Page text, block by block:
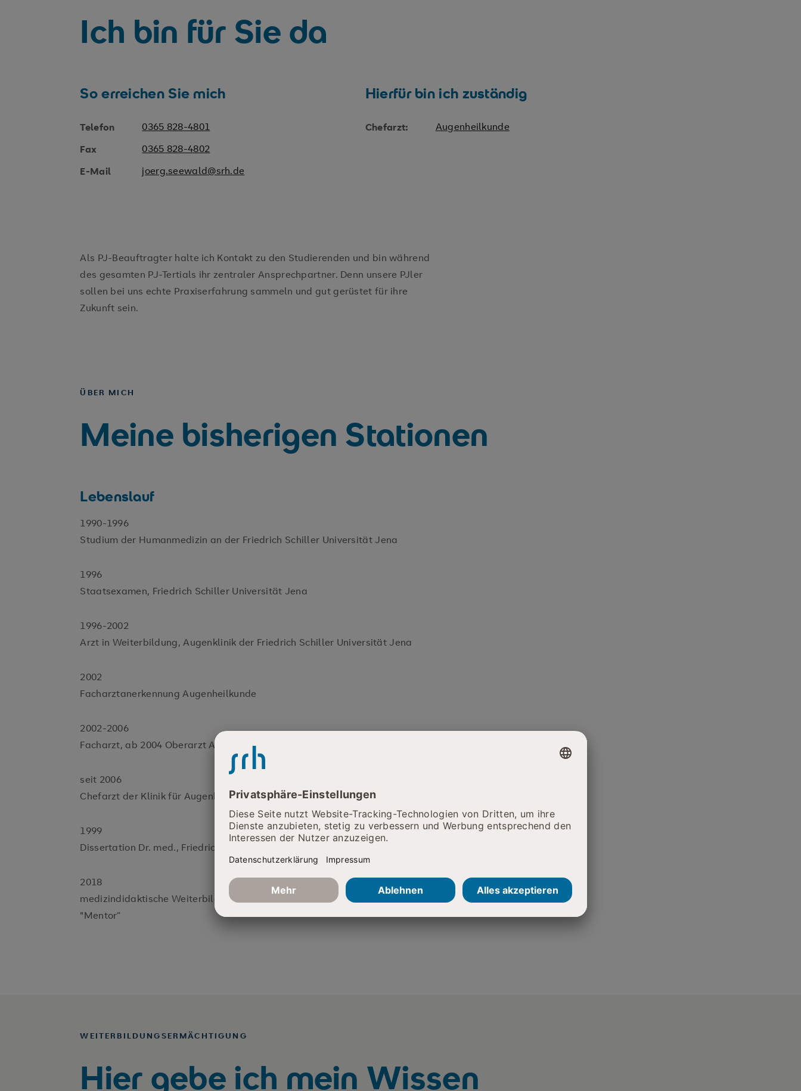
Ich bin für Sie da
So erreichen Sie mich
Telefon
0365 828-4801
Fax
0365 828-4802
E-Mail
joerg.seewald@srh.de
Hierfür bin ich zuständig
Chefarzt: Augenheilkunde
Als PJ-Beauftragter halte ich Kontakt zu den Studierenden und bin während
des gesamten PJ-Tertials ihr zentraler Ansprechpartner. Denn unsere PJler
sollen bei uns echte Praxiserfahrung sammeln und gut gerüstet für ihre
Zukunft sein.
ÜBER MICH
Meine bisherigen Stationen
Lebenslauf
1990-1996
Studium der Humanmedizin an der Friedrich Schiller Universität Jena
1996
Staatsexamen, Friedrich Schiller Universität Jena
1996-2002
Arzt in Weiterbildung, Augenklinik der Friedrich Schiller Universität Jena
2002
Facharztanerkennung Augenheilkunde
2002-2006
Facharzt, ab 2004 Oberarzt Augenklinik am Virchow Klinikum in Glauchau
seit 2006
Chefarzt der Klinik für Augenheilkunde am SRH Wald-Klinikum Gera
1999
Dissertation Dr. med., Friedrich Schiller Universität Jena
2018
medizindidaktische Weiterbildung (Friedrich Schiller Universität Jena)-
"Mentor”
WEITERBILDUNGSERMÄCHTIGUNG
Hier gebe ich mein Wissen